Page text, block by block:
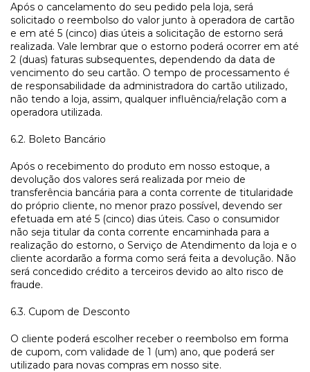
Após o cancelamento do seu pedido pela loja, será
solicitado o reembolso do valor junto à operadora de cartão
e em até 5 (cinco) dias úteis a solicitação de estorno será
realizada. Vale lembrar que o estorno poderá ocorrer em até
2 (duas) faturas subsequentes, dependendo da data de
vencimento do seu cartão. O tempo de processamento é
de responsabilidade da administradora do cartão utilizado,
não tendo a loja, assim, qualquer influência/relação com a
operadora utilizada.
6.2. Boleto Bancário
Após o recebimento do produto em nosso estoque, a
devolução dos valores será realizada por meio de
transferência bancária para a conta corrente de titularidade
do próprio cliente, no menor prazo possível, devendo ser
efetuada em até 5 (cinco) dias úteis. Caso o consumidor
não seja titular da conta corrente encaminhada para a
realização do estorno, o Serviço de Atendimento da loja e o
cliente acordarão a forma como será feita a devolução. Não
será concedido crédito a terceiros devido ao alto risco de
fraude.
6.3. Cupom de Desconto
O cliente poderá escolher receber o reembolso em forma
de cupom, com validade de 1 (um) ano, que poderá ser
utilizado para novas compras em nosso site.